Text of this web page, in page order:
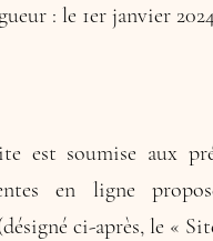
: le 1er janvier
est soumise aux
en ligne
ci-après, le «